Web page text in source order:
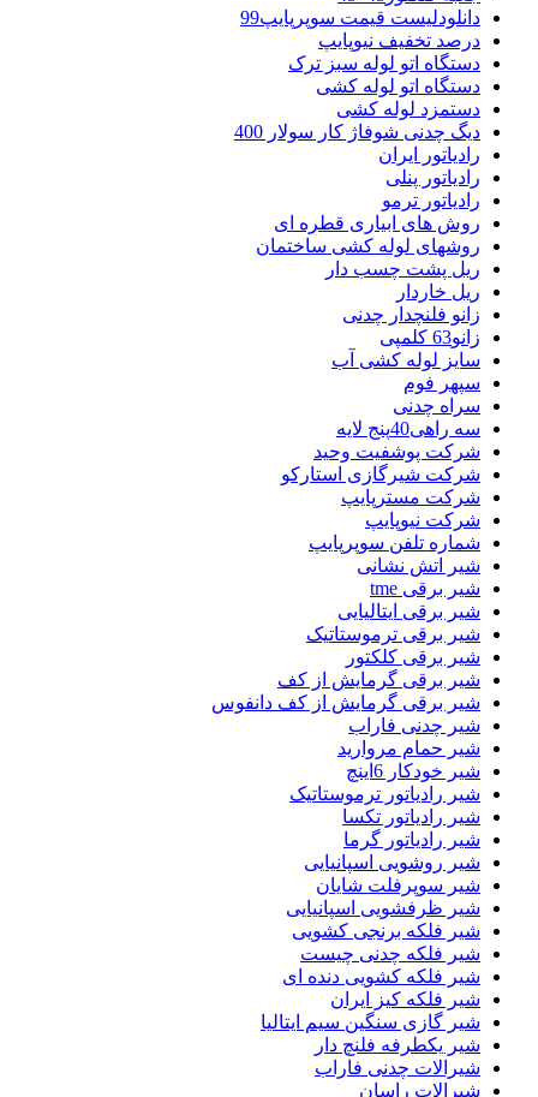
دانلودلیست قیمت سوپرپایپ99
درصد تخفیف نیوپایپ
دستگاه اتو لوله سبز ترک
دستگاه اتو لوله کشی
دستمزد لوله کشی
دیگ چدنی شوفاژ کار سولار 400
رادیاتور ایران
رادیاتور پنلی
رادیاتور ترمو
روش های ابیاری قطره ای
روشهای لوله کشی ساختمان
ریل پشت چسب دار
ریل خاردار
زانو فلنچدار چدنی
زانو63 کلمپی
سایز لوله کشی آب
سپهر فوم
سراه چدنی
سه راهی40پنج لایه
شرکت پوشفیت وحید
شرکت شیرگازی استارکو
شرکت مسترپایپ
شرکت نیوپایپ
شماره تلفن سوپرپایپ
شیر اتش نشانی
شیر برقی tme
شیر برقی ایتالیایی
شیر برقی ترموستاتیک
شیر برقی کلکتور
شیر برقی گرمایش از کف
شیر برقی گرمایش از کف دانفوس
شیر چدنی فاراب
شیر حمام مروارید
شیر خودکار 6اینچ
شیر رادیاتور ترموستاتیک
شیر رادیاتور تکسا
شیر رادیاتور گرما
شیر روشویی اسپانیایی
شیر سوپرفلت شایان
شیر ظرفشویی اسپانیایی
شیر فلکه برنجی کشویی
شیر فلکه چدنی چیست
شیر فلکه کشویی دنده ای
شیر فلکه کیز ایران
شیر گازی سنگین سیم ایتالیا
شیر یکطرفه فلنچ دار
شیرالات چدنی فاراب
شیرالات راسان